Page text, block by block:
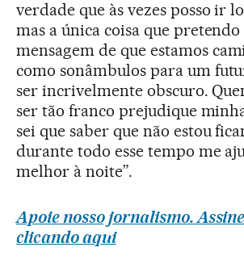
verdade que às vezes posso ir
mas a única coisa que
mensagem de que estamos
como sonâmbulos para um
ser incrivelmente obscuro.
ser tão franco prejudique
sei que saber que não estou
durante todo esse tempo me
melhor à noite”.
Apoie nosso jornalismo.
clicando aqui